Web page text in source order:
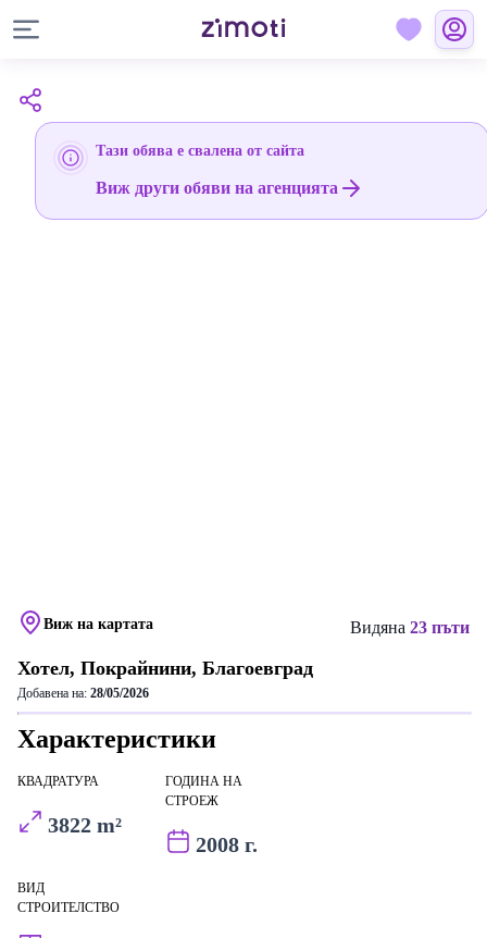
Тази обява е свалена от сайта
Виж други обяви на агенцията
Виж на картата Видяна 23 пъти
Хотел, Покрайнини, Благоевград
Добавена на: 28/05/2026
Характеристики
КВАДРАТУРА
3822 m²
ГОДИНА НА
СТРОЕЖ
2008 г.
ВИД
СТРОИТЕЛСТВО